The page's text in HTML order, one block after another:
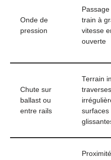
Onde de
pression
Passage
train à
vitesse
ouverte
Chute sur
ballast ou
entre rails
Terrain
traverses
surfaces